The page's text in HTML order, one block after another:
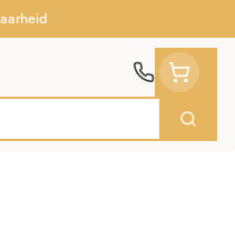
Zoek